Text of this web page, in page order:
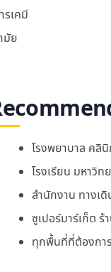
รเคมี
มัย
โรงพยาบาล คลิ
โรงเรียน มหาวิท
สำนักงาน ทางเ
ซูเปอร์มาร์เก็ต
ทุกพื้นที่ที่ต้องกา